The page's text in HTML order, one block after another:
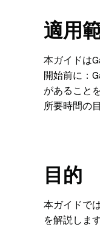
適用
本ガイドは
開始前に：
があること
所要時間の
目的
本ガイドで
を解説します